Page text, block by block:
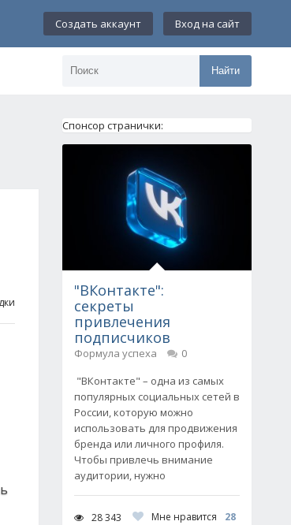
Создать аккаунт Вход на сайт
Найти
Спонсор странички:
"ВКонтакте":
секреты
привлечения
подписчиков
Формула успеха
0
"ВКонтакте" – одна из самых
популярных социальных сетей в
России, которую можно
использовать для продвижения
бренда или личного профиля.
Чтобы привлечь внимание
аудитории, нужно
28 343 Мне нравится
28